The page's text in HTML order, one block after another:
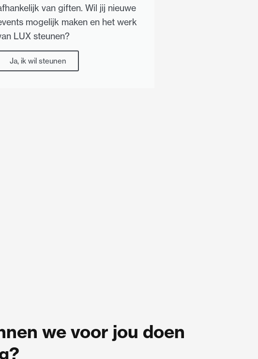
van giften. Wil jij nieuwe
mogelijk maken en het werk
LUX steunen?
Ja, ik wil steunen
we voor jou doen